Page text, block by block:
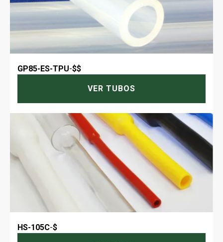
GP85-ES-TPU-$$
VER TUBOS
HS-105C-$